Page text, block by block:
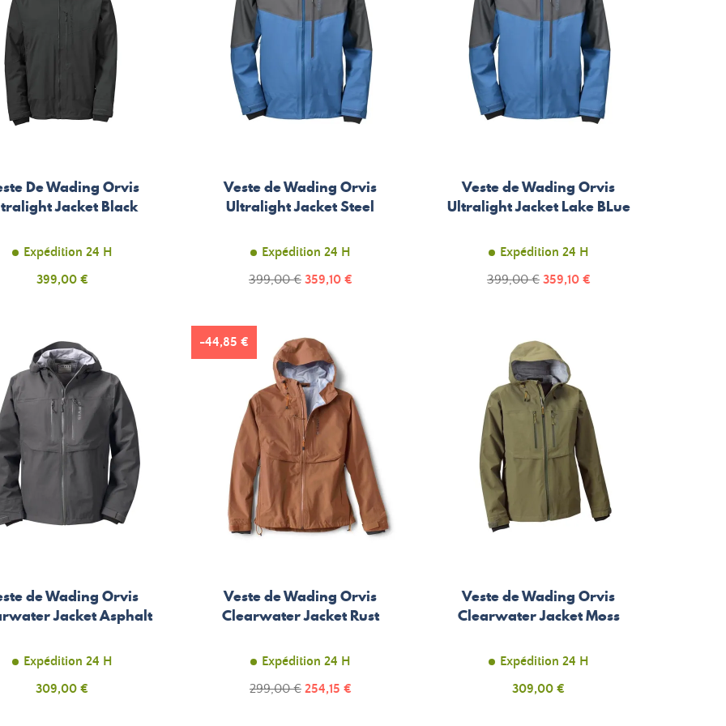
De Wading Orvis
Jacket Black
Expédition 24 H
Prix
399,00 €
Veste de Wading Orvis
Ultralight Jacket Steel
Expédition 24 H
Prix
399,00 € Prix
359,10 €
Veste de Wading Orvis
Ultralight Jacket Lake BLue
Expédition 24 H
Prix
399,00 € Prix
359,10 €
de Wading Orvis
Jacket Asphalt
Expédition 24 H
Prix
309,00 €
Veste de Wading Orvis
Clearwater Jacket Rust
Expédition 24 H
Prix
299,00 € Prix
254,15 €
-44,85 €
Veste de Wading Orvis
Clearwater Jacket Moss
Expédition 24 H
Prix
309,00 €